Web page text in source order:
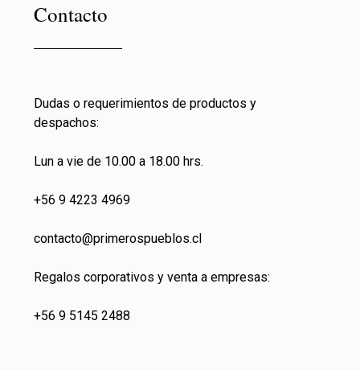
Contacto
Dudas o requerimientos de productos y
despachos:
Lun a vie de 10.00 a 18.00 hrs.
+56 9 4223 4969
contacto@primerospueblos.cl
Regalos corporativos y venta a empresas:
+56 9 5145 2488